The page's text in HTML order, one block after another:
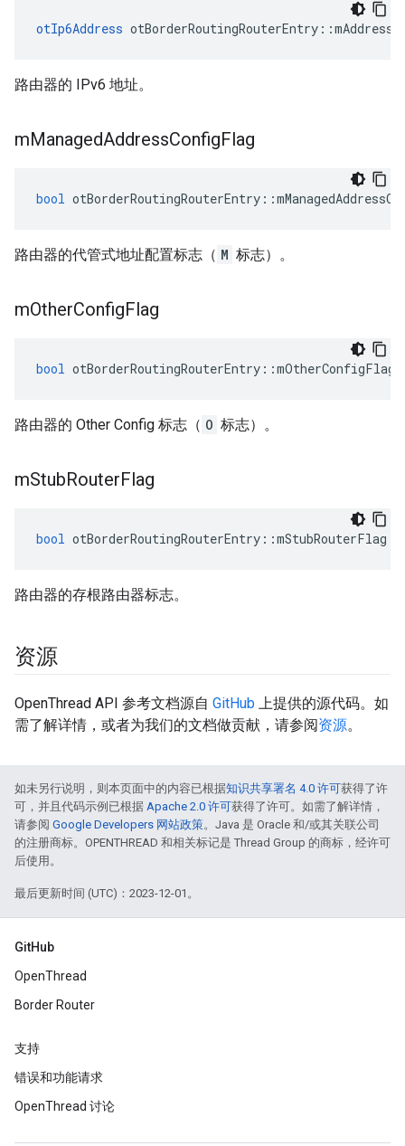
otIp6Address otBorderRoutingRouterEntry ::mAddress
路由器的 IPv6 地址。
mManagedAddressConfigFlag
bool otBorderRoutingRouterEntry ::
路由器的代管式地址配置标志（ M 标志）。
mOtherConfigFlag
bool otBorderRoutingRouterEntry ::mOtherConfigFlag
路由器的 Other Config 标志（ O 标志）。
mStubRouterFlag
bool otBorderRoutingRouterEntry ::mStubRouterFlag
路由器的存根路由器标志。
资源
OpenThread API 参考文档源自 GitHub 上提供的源代码。如
需了解详情，或者为我们的文档做贡献，请参阅资源。
如未另行说明，则本页面中的内容已根据知识共享署名 4.0 许可获得了许
可，并且代码示例已根据 Apache 2.0 许可获得了许可。如需了解详情，
请参阅 Google Developers 网站政策。Java 是 Oracle 和/或其关联公司
的注册商标。OPENTHREAD 和相关标记是 Thread Group 的商标，经许可
后使用。
最后更新时间 (UTC)：2023-12-01。
GitHub
OpenThread
Border Router
支持
错误和功能请求
OpenThread 讨论